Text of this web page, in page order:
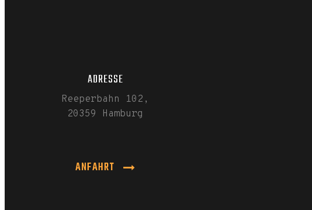
ADRESSE
Reeperbahn 102,
20359 Hamburg
ANFAHRT